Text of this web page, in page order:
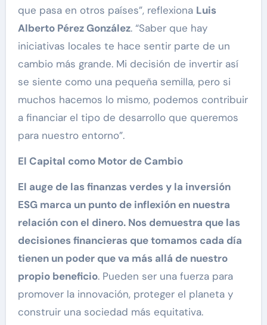
que pasa en otros países”, reflexiona Luis
Alberto Pérez González. “Saber que hay
iniciativas locales te hace sentir parte de un
cambio más grande. Mi decisión de invertir así
se siente como una pequeña semilla, pero si
muchos hacemos lo mismo, podemos contribuir
a financiar el tipo de desarrollo que queremos
para nuestro entorno”.
El Capital como Motor de Cambio
El auge de las finanzas verdes y la inversión
ESG marca un punto de inflexión en nuestra
relación con el dinero. Nos demuestra que las
decisiones financieras que tomamos cada día
tienen un poder que va más allá de nuestro
propio beneficio. Pueden ser una fuerza para
promover la innovación, proteger el planeta y
construir una sociedad más equitativa.